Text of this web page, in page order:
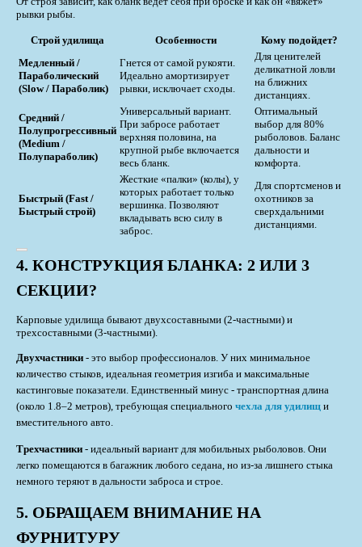
рывки рыбы.
Строй удилища Особенности
Кому подойдет?
Медленный /
Параболический
(Slow / Параболик)
Гнется от самой рукояти.
Идеально амортизирует
рывки, исключает сходы.
Для ценителей
деликатной ловли
на ближних
дистанциях.
Средний /
Полупрогрессивный
(Medium /
Полупараболик)
Универсальный вариант.
При забросе работает
верхняя половина, на
крупной рыбе включается
весь бланк.
Оптимальный
выбор для 80%
рыболовов. Баланс
дальности и
комфорта.
Быстрый (Fast /
Быстрый строй)
Жесткие «палки» (колы), у
которых работает только
вершинка. Позволяют
вкладывать всю силу в
заброс.
Для спортсменов и
охотников за
сверхдальними
дистанциями.
4. КОНСТРУКЦИЯ БЛАНКА: 2 ИЛИ 3
СЕКЦИИ?
Карповые удилища бывают двухсоставными (2-частными) и
трехсоставными (3-частными).
Двухчастники - это выбор профессионалов. У них минимальное
количество стыков, идеальная геометрия изгиба и максимальные
кастинговые показатели. Единственный минус - транспортная длина
(около 1.8–2 метров), требующая специального чехла для удилищ и
вместительного авто.
Трехчастники - идеальный вариант для мобильных рыболовов. Они
легко помещаются в багажник любого седана, но из-за лишнего стыка
немного теряют в дальности заброса и строе.
5. ОБРАЩАЕМ ВНИМАНИЕ НА
ФУРНИТУРУ